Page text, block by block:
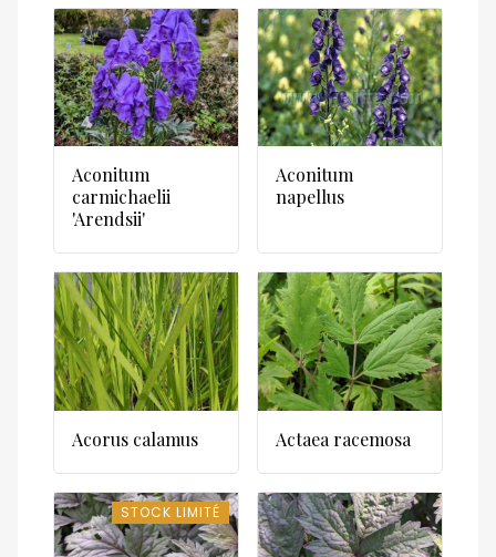
Aconitum
carmichaelii
'Arendsii'
Aconitum
napellus
Acorus calamus Actaea racemosa
STOCK LIMITÉ
STOCK LIMITÉ